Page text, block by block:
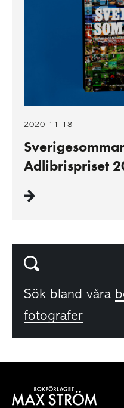
2020-11-18
Adlibrispriset
Sök bland våra
fotografer